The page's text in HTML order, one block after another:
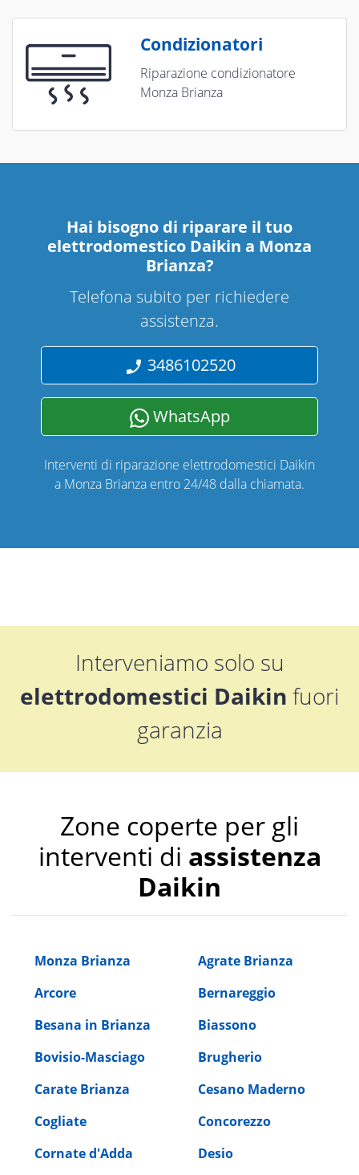
Condizionatori
Riparazione condizionatore
Monza Brianza
Hai bisogno di riparare il tuo
elettrodomestico Daikin a Monza
Brianza?
Telefona subito per richiedere
assistenza.
3486102520
WhatsApp
Interventi di riparazione elettrodomestici Daikin
a Monza Brianza entro 24/48 dalla chiamata.
Interveniamo solo su
elettrodomestici Daikin fuori
garanzia
Zone coperte per gli
interventi di assistenza
Daikin
Monza Brianza
Agrate Brianza
Arcore
Bernareggio
Besana in Brianza
Biassono
Bovisio-Masciago
Brugherio
Carate Brianza
Cesano Maderno
Cogliate
Concorezzo
Cornate d'Adda
Desio